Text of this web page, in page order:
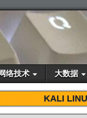
网络技术 大数据
KALI